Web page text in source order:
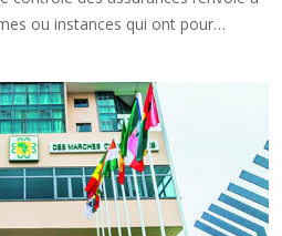
ou instances qui ont pour…